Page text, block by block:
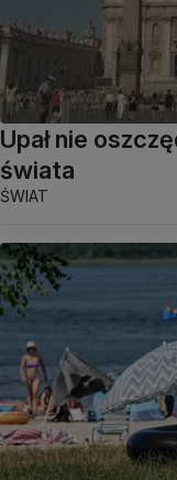
Upał nie
świata
ŚWIAT